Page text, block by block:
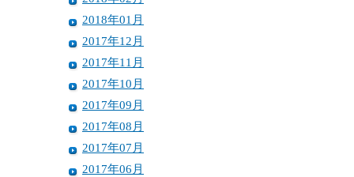
2018年01月
2017年12月
2017年11月
2017年10月
2017年09月
2017年08月
2017年07月
2017年06月